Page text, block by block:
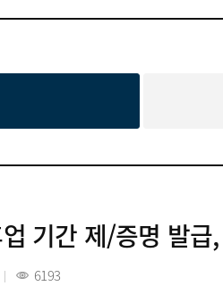
기간 제/증명 발
6193